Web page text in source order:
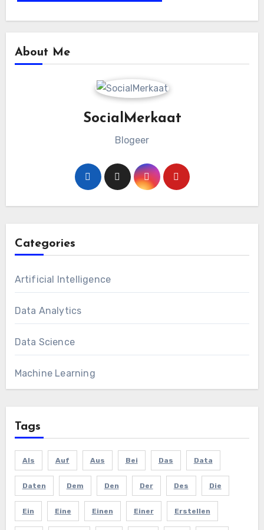
About Me
SocialMerkaat
Blogeer
Categories
Artificial Intelligence
Data Analytics
Data Science
Machine Learning
Tags
Als Auf Aus Bei Das Data
Daten Dem Den Der Des Die
Ein Eine Einen Einer Erstellen